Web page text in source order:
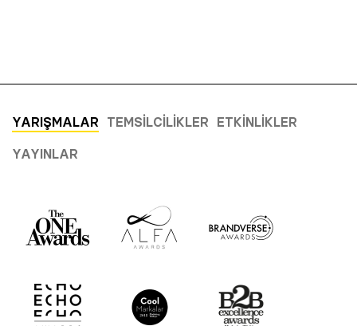
YARIŞMALAR TEMSILCILIKLER ETKINLIKLER
YAYINLAR